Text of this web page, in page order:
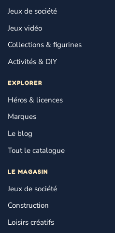
Jeux de société
Jeux vidéo
Collections & figurines
Activités & DIY
EXPLORER
Héros & licences
Marques
Le blog
Tout le catalogue
LE MAGASIN
Jeux de société
Construction
Loisirs créatifs